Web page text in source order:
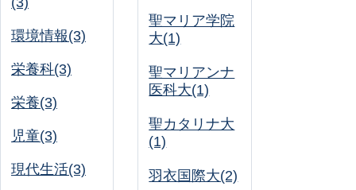
環境情報(3)
栄養科(3)
栄養(3)
児童(3)
現代生活(3)
聖マリア学院
大(1)
聖マリアンナ
医科大(1)
聖カタリナ大
(1)
羽衣国際大(2)